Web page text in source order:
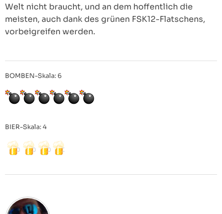
Welt nicht braucht, und an dem hoffentlich die
meisten, auch dank des grünen FSK12-Flatschens,
vorbeigreifen werden.
BOMBEN-Skala: 6
BIER-Skala: 4